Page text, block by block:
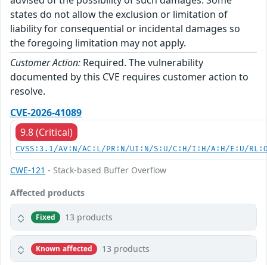
states do not allow the exclusion or limitation of
liability for consequential or incidental damages so
the foregoing limitation may not apply.
Customer Action: Required. The vulnerability
documented by this CVE requires customer action to
resolve.
CVE-2026-41089
9.8 (Critical)
CVSS:3.1/AV:N/AC:L/PR:N/UI:N/S:U/C:H/I:H/A:H/E:U/
CWE-121 - Stack-based Buffer Overflow
Affected products
Fixed 13 products
Known affected 13 products